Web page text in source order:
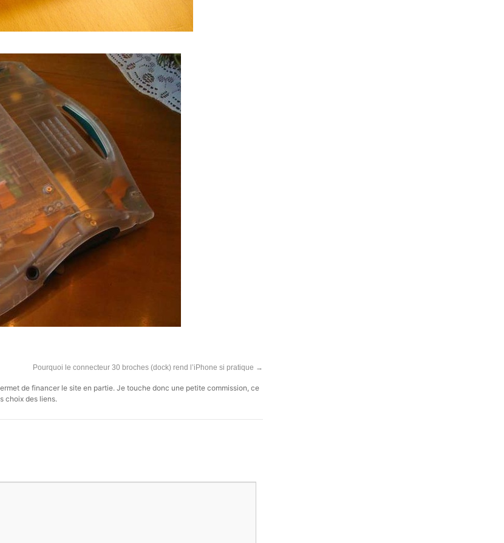
Pourquoi le connecteur 30 broches (dock) rend l’iPhone si pratique →
de financer le site en partie. Je touche donc une petite commission, ce
choix des liens.